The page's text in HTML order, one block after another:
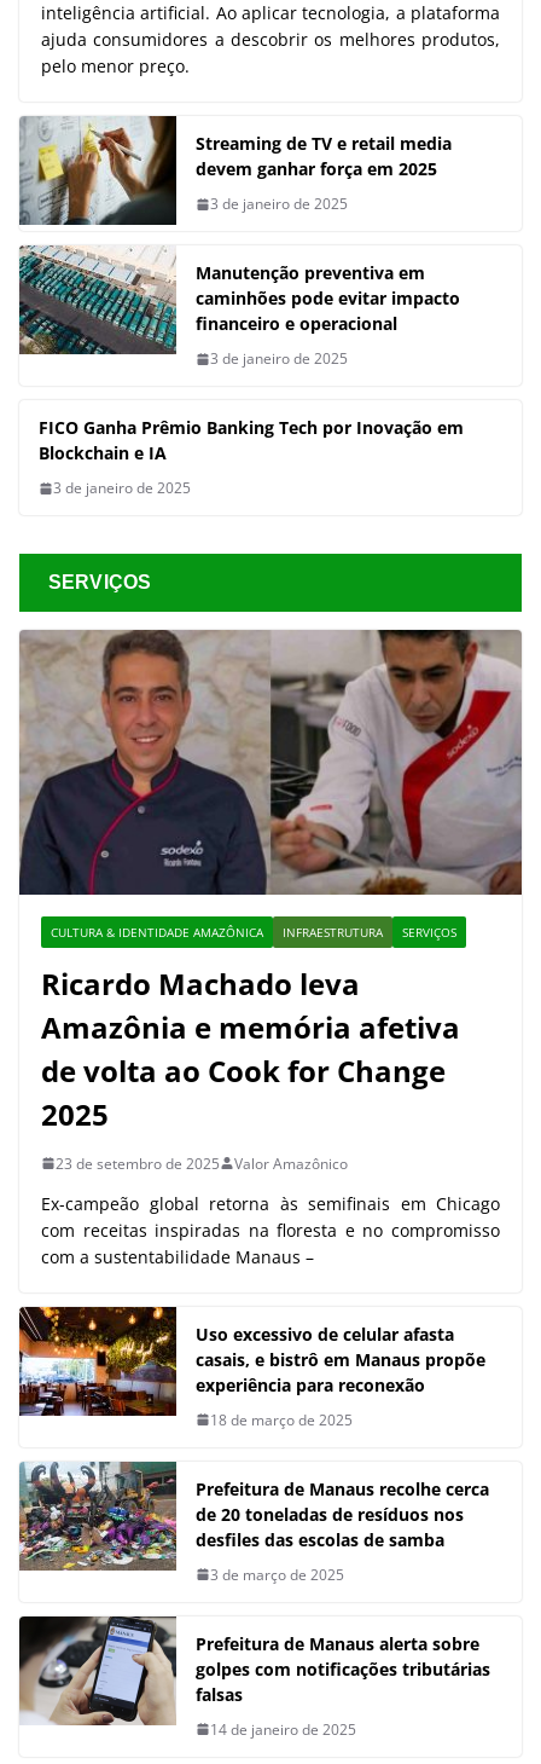
inteligência artificial. Ao aplicar tecnologia, a plataforma
ajuda consumidores a descobrir os melhores produtos,
pelo menor preço.
Streaming de TV e retail media
devem ganhar força em 2025
3 de janeiro de 2025
Manutenção preventiva em
caminhões pode evitar impacto
financeiro e operacional
3 de janeiro de 2025
FICO Ganha Prêmio Banking Tech por Inovação em
Blockchain e IA
3 de janeiro de 2025
SERVIÇOS
CULTURA & IDENTIDADE AMAZÔNICA INFRAESTRUTURA SERVIÇOS
Ricardo Machado leva
Amazônia e memória afetiva
de volta ao Cook for Change
2025
23 de setembro de 2025 Valor Amazônico
Ex-campeão global retorna às semifinais em Chicago
com receitas inspiradas na floresta e no compromisso
com a sustentabilidade Manaus –
Uso excessivo de celular afasta
casais, e bistrô em Manaus propõe
experiência para reconexão
18 de março de 2025
Prefeitura de Manaus recolhe cerca
de 20 toneladas de resíduos nos
desfiles das escolas de samba
3 de março de 2025
Prefeitura de Manaus alerta sobre
golpes com notificações tributárias
falsas
14 de janeiro de 2025